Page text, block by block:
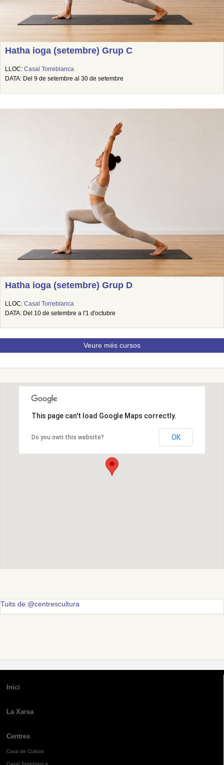
Hatha ioga (setembre) Grup C
LLOC: Casal Torreblanca
DATA: Del 9 de setembre al 30 de setembre
Hatha ioga (setembre) Grup D
LLOC: Casal Torreblanca
DATA: Del 10 de setembre a l'1 d'octubre
Veure més cursos
This page can't load Google Maps correctly.
Do you own this website? OK
Tuits de @centrescultura
Inici
La Xarxa
Centres
Casa de Cultura
Casal Torreblanca